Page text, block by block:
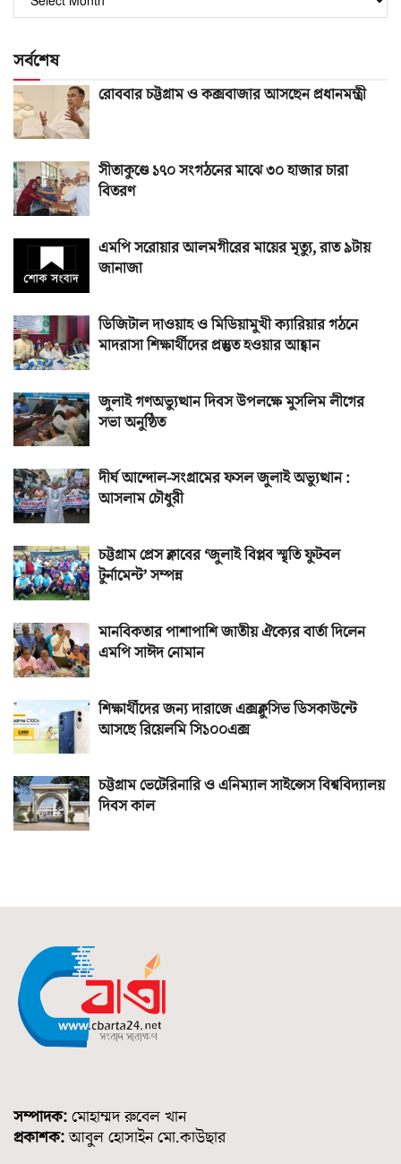
সংখ্যা
সর্বশেষ
রোববার চট্টগ্রাম ও কক্সবাজার আসছেন প্রধানমন্ত্রী
সীতাকুণ্ডে ১৭০ সংগঠনের মাঝে ৩০ হাজার চারা
বিতরণ
এমপি সরোয়ার আলমগীরের মায়ের মৃত্যু, রাত ৯টায়
জানাজা
ডিজিটাল দাওয়াহ ও মিডিয়ামুখী ক্যারিয়ার গঠনে
মাদরাসা শিক্ষার্থীদের প্রস্তুত হওয়ার আহ্বান
জুলাই গণঅভ্যুত্থান দিবস উপলক্ষে মুসলিম লীগের
সভা অনুষ্ঠিত
দীর্ঘ আন্দোল-সংগ্রামের ফসল জুলাই অভ্যুত্থান :
আসলাম চৌধুরী
চট্টগ্রাম প্রেস ক্লাবের ‘জুলাই বিপ্লব স্মৃতি ফুটবল
টুর্নামেন্ট’ সম্পন্ন
মানবিকতার পাশাপাশি জাতীয় ঐক্যের বার্তা দিলেন
এমপি সাঈদ নোমান
শিক্ষার্থীদের জন্য দারাজে এক্সক্লুসিভ ডিসকাউন্টে
আসছে রিয়েলমি সি১০০এক্স
চট্টগ্রাম ভেটেরিনারি ও এনিম্যাল সাইন্সেস বিশ্ববিদ্যালয়
দিবস কাল
সম্পাদক: মোহাম্মদ রুবেল খান
প্রকাশক:আবুল হোসাইন মো.কাউছার